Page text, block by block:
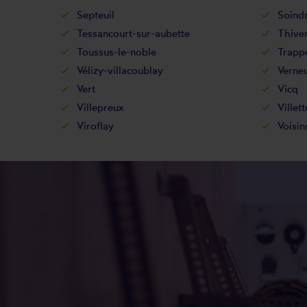
Septeuil
Tessancourt-sur-aubette
Toussus-le-noble
Vélizy-villacoublay
Vert
Vicq
Villepreux
Viroflay